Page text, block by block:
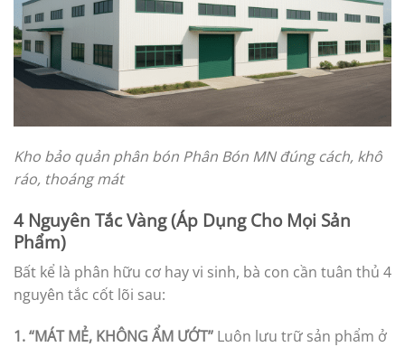
Kho bảo quản phân bón Phân Bón MN đúng cách, khô
ráo, thoáng mát
4 Nguyên Tắc Vàng (Áp Dụng Cho Mọi Sản
Phẩm)
Bất kể là phân hữu cơ hay vi sinh, bà con cần tuân thủ 4
nguyên tắc cốt lõi sau:
1. “MÁT MẺ, KHÔNG ẨM ƯỚT” Luôn lưu trữ sản phẩm ở